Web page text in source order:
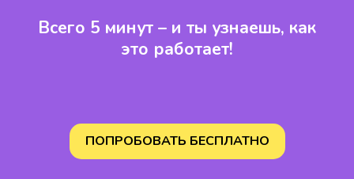
Всего 5 минут – и ты узнаешь, как
это работает!
ПОПРОБОВАТЬ БЕСПЛАТНО